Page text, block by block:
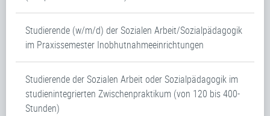
Studierende (w/m/d) der Sozialen Arbeit/Sozialpädagogik
im Praxissemester Inobhutnahmeeinrichtungen
Studierende der Sozialen Arbeit oder Sozialpädagogik im
studienintegrierten Zwischenpraktikum (von 120 bis 400-
Stunden)